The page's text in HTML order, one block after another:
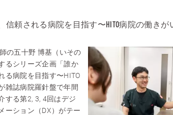
信頼される病院を目指す〜HITO病院の働きが
の五十野 博基（いその
るシリーズ企画「誰か
る病院を目指す〜HITO
雑誌病院羅針盤で年間
する第2, 3, 4回はデジ
ーション（DX）がテー